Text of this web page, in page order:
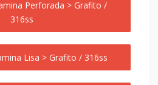
Perforada > Grafito /
316ss
Lisa > Grafito / 316ss